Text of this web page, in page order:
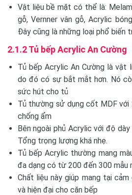
Vật liệu bề mặt có thể là:
gỗ, Vernner vân gỗ, Acrylic
Đây cũng là những loại phổ biến
2.1.2 Tủ bếp Acrylic An Cường
Tủ bếp Acrylic An Cường là vật
do đó có sự bắt mắt hơn. Nó
sức hút cho tủ
Tủ thường sử dụng cốt MDF với
chống ẩm
Bên ngoài phủ Acrylic với độ
Tổng trọng lượng khá nhẹ.
Tủ bếp Acrylic thường mang
đa dạng có từ 200 đến 300 mẫu
Chất liệu này giúp mang tại
và hiện đại cho căn bếp